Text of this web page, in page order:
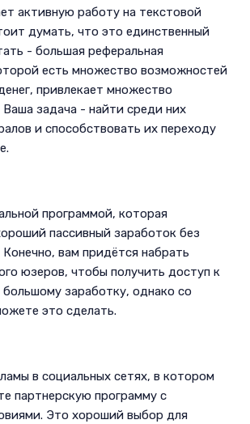
активную работу на текстовой
думать, что это единственный
- большая реферальная
есть множество возможностей
привлекает множество
Ваша задача - найти среди них
и способствовать их переходу
программой, которая
пассивный заработок без
вам придётся набрать
юзеров, чтобы получить доступ к
заработку, однако со
это сделать.­
в социальных сетях, в котором
партнерскую программу с
Это хороший выбор для